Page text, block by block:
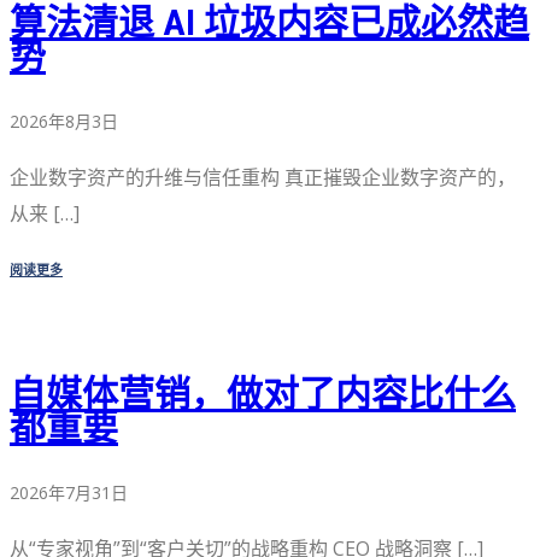
算法清退 AI 垃圾内容已成必然趋
势
2026年8月3日
企业数字资产的升维与信任重构 真正摧毁企业数字资产的，
从来 […]
阅读更多
自媒体营销，做对了内容比什么
都重要
2026年7月31日
从“专家视角”到“客户关切”的战略重构 CEO 战略洞察 […]